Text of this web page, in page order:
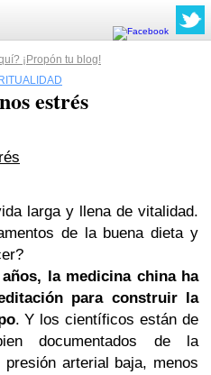
¡Propón tu blog!
estrés
larga y llena de vitalidad.
de la buena dieta y
la medicina china ha
para construir la
. Y los científicos están de
documentados de la
arterial baja, menos